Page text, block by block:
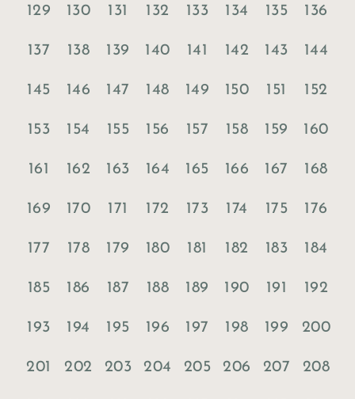
129 130 131 132 133 134 135 136
137 138 139 140 141 142 143 144
145 146 147 148 149 150 151 152
153 154 155 156 157 158 159 160
161 162 163 164 165 166 167 168
169 170 171 172 173 174 175 176
177 178 179 180 181 182 183 184
185 186 187 188 189 190 191 192
193 194 195 196 197 198 199 200
201 202 203 204 205 206 207 208